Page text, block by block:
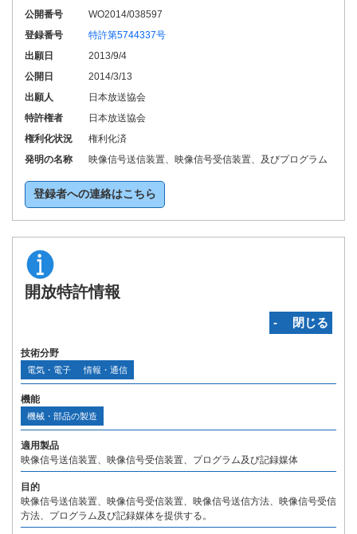
公開番号
WO2014/038597
登録番号
特許第5744337号
出願日
2013/9/4
公開日
2014/3/13
出願人
日本放送協会
特許権者
日本放送協会
権利化状況
権利化済
発明の名称
映像信号送信装置、映像信号受信装置、及びプログラム
登録者への連絡はこちら
開放特許情報
‐ 閉じる
技術分野
電気・電子 情報・通信
機能
機械・部品の製造
適用製品
映像信号送信装置、映像信号受信装置、プログラム及び記録媒体
目的
映像信号送信装置、映像信号受信装置、映像信号送信方法、映像信号受信
方法、プログラム及び記録媒体を提供する。